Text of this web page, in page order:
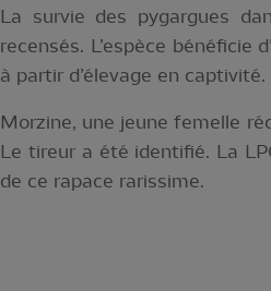
La survie des pygargues
recensés. L’espèce
à partir d’élevage en captivité.
Morzine, une jeune femelle
Le tireur a été identifié. La
de ce rapace rarissime.